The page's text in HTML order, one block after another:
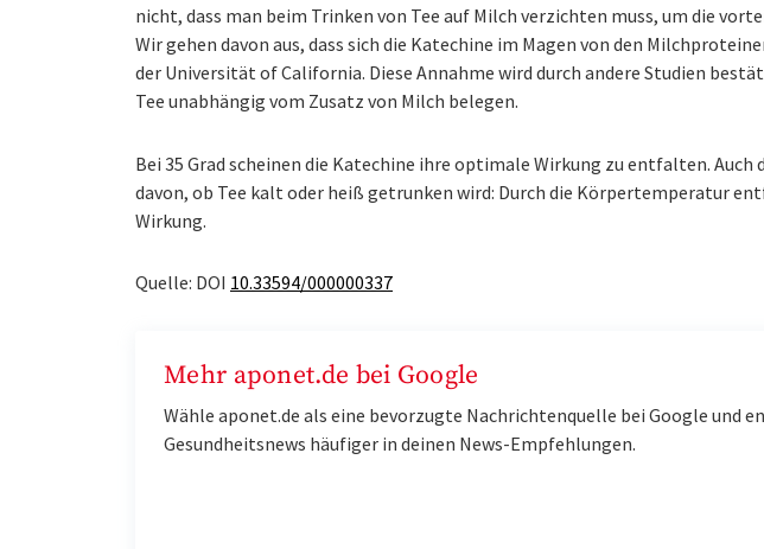
nicht, dass man beim Trinken von Tee auf Milch verzichten muss, um die
Wir gehen davon aus, dass sich die Katechine im Magen von den
der Universität of California. Diese Annahme wird durch andere Studien
Tee unabhängig vom Zusatz von Milch belegen.
Bei 35 Grad scheinen die Katechine ihre optimale Wirkung zu entfalten.
davon, ob Tee kalt oder heiß getrunken wird: Durch die Körpertemperatur
Wirkung.
Quelle: DOI 10.33594/000000337
Mehr aponet.de bei Google
Wähle aponet.de als eine bevorzugte Nachrichtenquelle bei Google und
Gesundheitsnews häufiger in deinen News-Empfehlungen.